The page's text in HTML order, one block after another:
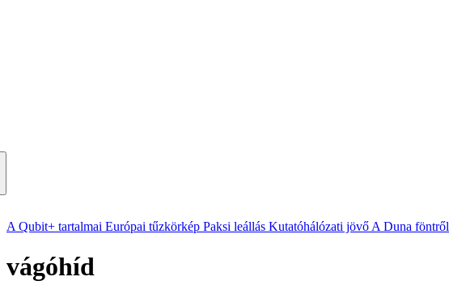
A Qubit+ tartalmai Európai tűzkörkép Paksi leállás Kutatóhálózati jövő A Duna föntről
vágóhíd